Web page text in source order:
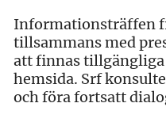
Informationsträffen
tillsammans med
att finnas tillgängliga
hemsida. Srf
och föra fortsatt